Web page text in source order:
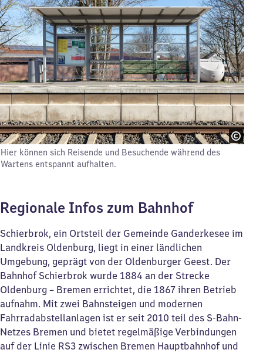
Hier können sich Reisende und Besuchende während des
Wartens entspannt aufhalten.
Regionale Infos zum Bahnhof
Schierbrok, ein Ortsteil der Gemeinde Ganderkesee im
Landkreis Oldenburg, liegt in einer ländlichen
Umgebung, geprägt von der Oldenburger Geest. Der
Bahnhof Schierbrok wurde 1884 an der Strecke
Oldenburg – Bremen errichtet, die 1867 ihren Betrieb
aufnahm. Mit zwei Bahnsteigen und modernen
Fahrradabstellanlagen ist er seit 2010 teil des S-Bahn-
Netzes Bremen und bietet regelmäßige Verbindungen
auf der Linie RS3 zwischen Bremen Hauptbahnhof und